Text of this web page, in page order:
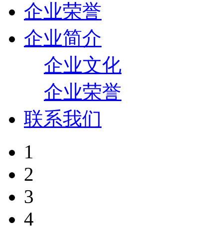
企业荣誉
企业简介
企业文化
企业荣誉
联系我们
1
2
3
4